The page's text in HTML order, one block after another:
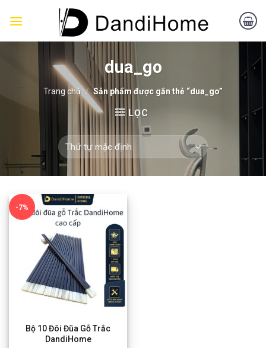
dua_go
Trang chủ / Sản phẩm được gắn thẻ “dua_go”
LỌC
-7%
Bộ 10 Đôi Đũa Gỗ Trắc
DandiHome